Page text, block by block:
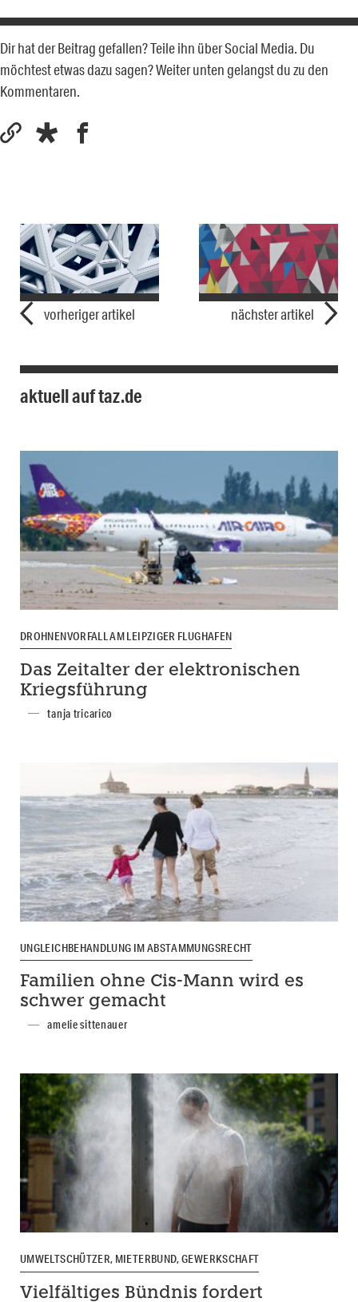
Dir hat der Beitrag gefallen? Teile ihn über Social Media. Du
möchtest etwas dazu sagen? Weiter unten gelangst du zu den
Kommentaren.
vorheriger artikel nächster artikel
aktuell auf taz.de
DROHNENVORFALL AM LEIPZIGER FLUGHAFEN
Das Zeitalter der elektronischen
Kriegsführung
tanja tricarico
UNGLEICHBEHANDLUNG IM ABSTAMMUNGSRECHT
Familien ohne Cis-Mann wird es
schwer gemacht
amelie sittenauer
UMWELTSCHÜTZER, MIETERBUND, GEWERKSCHAFT
Vielfältiges Bündnis fordert